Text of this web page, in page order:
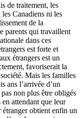
de traitement, les
Canadiens ni les
de la
parents qui travaillent
dans ces
est forte et
étrangers est un
favoriserait la
Mais les familles
ans l’arrivée d’un
non plus être obligés
attendant que leur
étranger obtient enfin un